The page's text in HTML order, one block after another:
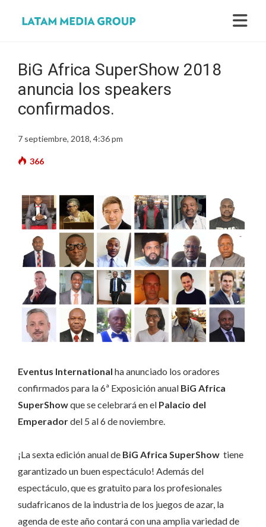
BiG Africa SuperShow 2018
anuncia los speakers
confirmados.
7 septiembre, 2018, 4:36 pm
366
Eventus International ha anunciado los oradores
confirmados para la 6ª Exposición anual BiG Africa
SuperShowque se celebrará en el Palacio del
Emperadordel 5 al 6 de noviembre.
¡La sexta edición anual de BiG Africa SuperShow tiene
garantizado un buen espectáculo! Además del
espectáculo, que es gratuito para los profesionales
sudafricanos de la industria de los juegos de azar, la
agenda de este año contará con una amplia variedad de